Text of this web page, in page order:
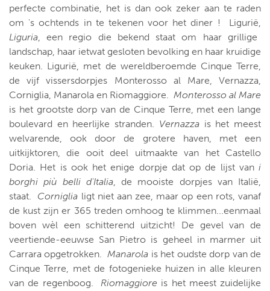
perfecte combinatie, het is dan ook zeker aan te raden
om 's ochtends in te tekenen voor het diner ! Ligurië,
Liguria, een regio die bekend staat om haar grillige
landschap, haar ietwat gesloten bevolking en haar kruidige
keuken. Ligurië, met de wereldberoemde Cinque Terre,
de vijf vissersdorpjes Monterosso al Mare, Vernazza,
Corniglia, Manarola en Riomaggiore. Monterosso al Mare
is het grootste dorp van de Cinque Terre, met een lange
boulevard en heerlijke stranden. Vernazzais het meest
welvarende, ook door de grotere haven, met een
uitkijktoren, die ooit deel uitmaakte van het Castello
Doria. Het is ook het enige dorpje dat op de lijst van i
borghi più belli d'Italia, de mooiste dorpjes van Italië,
staat. Corniglia ligt niet aan zee, maar op een rots, vanaf
de kust zijn er 365 treden omhoog te klimmen...eenmaal
boven wèl een schitterend uitzicht! De gevel van de
veertiende-eeuwse San Pietro is geheel in marmer uit
Carrara opgetrokken.Manarola is het oudste dorp van de
Cinque Terre, met de fotogenieke huizen in alle kleuren
van de regenboog. Riomaggiore is het meest zuidelijke